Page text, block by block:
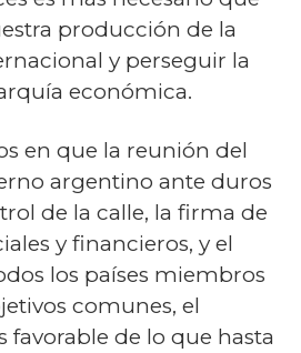
producción de la
y perseguir la
económica.
en que la reunión del
argentino ante duros
de la calle, la firma de
y financieros, y el
los países miembros
comunes, el
favorable de lo que hasta